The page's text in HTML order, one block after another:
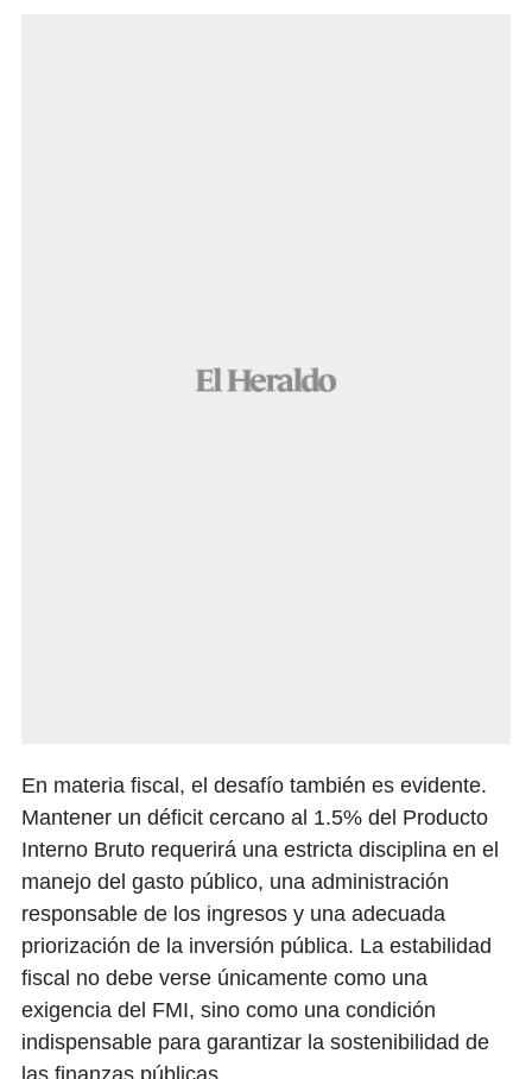
En materia fiscal, el desafío también es evidente.
Mantener un déficit cercano al 1.5% del Producto
Interno Bruto requerirá una estricta disciplina en el
manejo del gasto público, una administración
responsable de los ingresos y una adecuada
priorización de la inversión pública. La estabilidad
fiscal no debe verse únicamente como una
exigencia del FMI, sino como una condición
indispensable para garantizar la sostenibilidad de
las finanzas públicas.